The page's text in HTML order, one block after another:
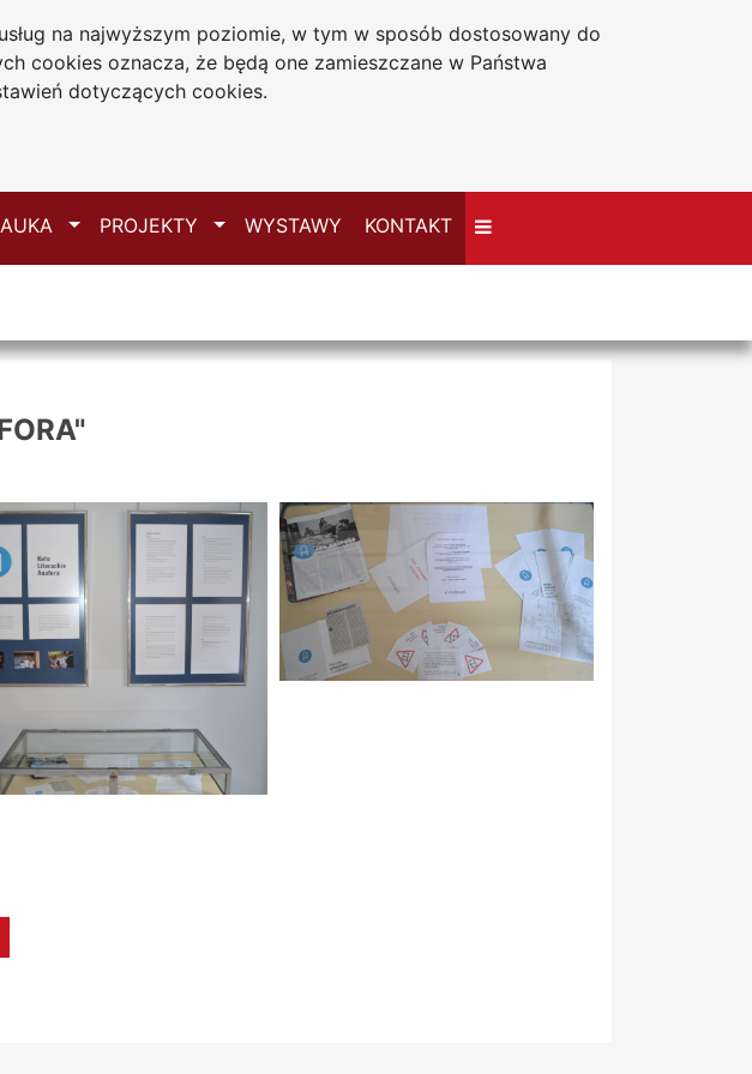
na najwyższym poziomie, w tym w sposób dostosowany do
cookies oznacza, że będą one zamieszczane w Państwa
dotyczących cookies.
Deklaracja dostępności
Mapa serwisu
Przełącz
PROJEKTY Przełącz
WYSTAWY KONTAKT